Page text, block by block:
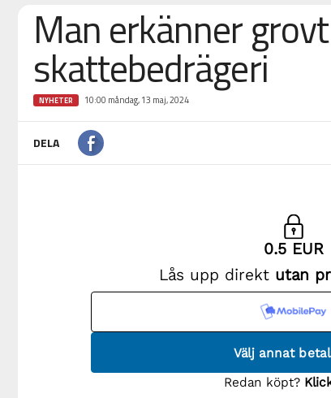
Man erkänner grovt
skattebedrägeri
NYHETER 10:00 måndag, 13 maj, 2024
DELA